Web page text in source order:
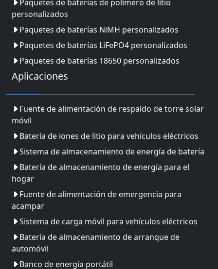
Paquetes de baterías de polímero de litio
personalizados
Paquetes de baterías NiMH personalizados
Paquetes de baterías LiFePO4 personalizados
Paquetes de baterías 18650 personalizados
Aplicaciones
Fuente de alimentación de respaldo de torre solar
móvil
Batería de iones de litio para vehículos eléctricos
Sistema de almacenamiento de energía de batería
Batería de almacenamiento de energía para el
hogar
Fuente de alimentación de emergencia para
acampar
Sistema de carga móvil para vehículos eléctricos
Batería de almacenamiento de arranque de
automóvil
Banco de energía portátil